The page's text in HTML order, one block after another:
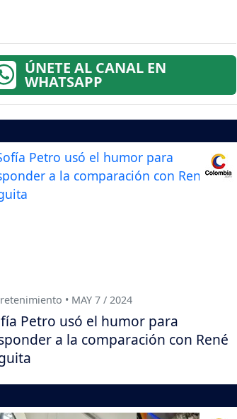
ÚNETE AL CANAL EN
WHATSAPP
• MAY 7 / 2024
Petro usó el humor para
a la comparación con René